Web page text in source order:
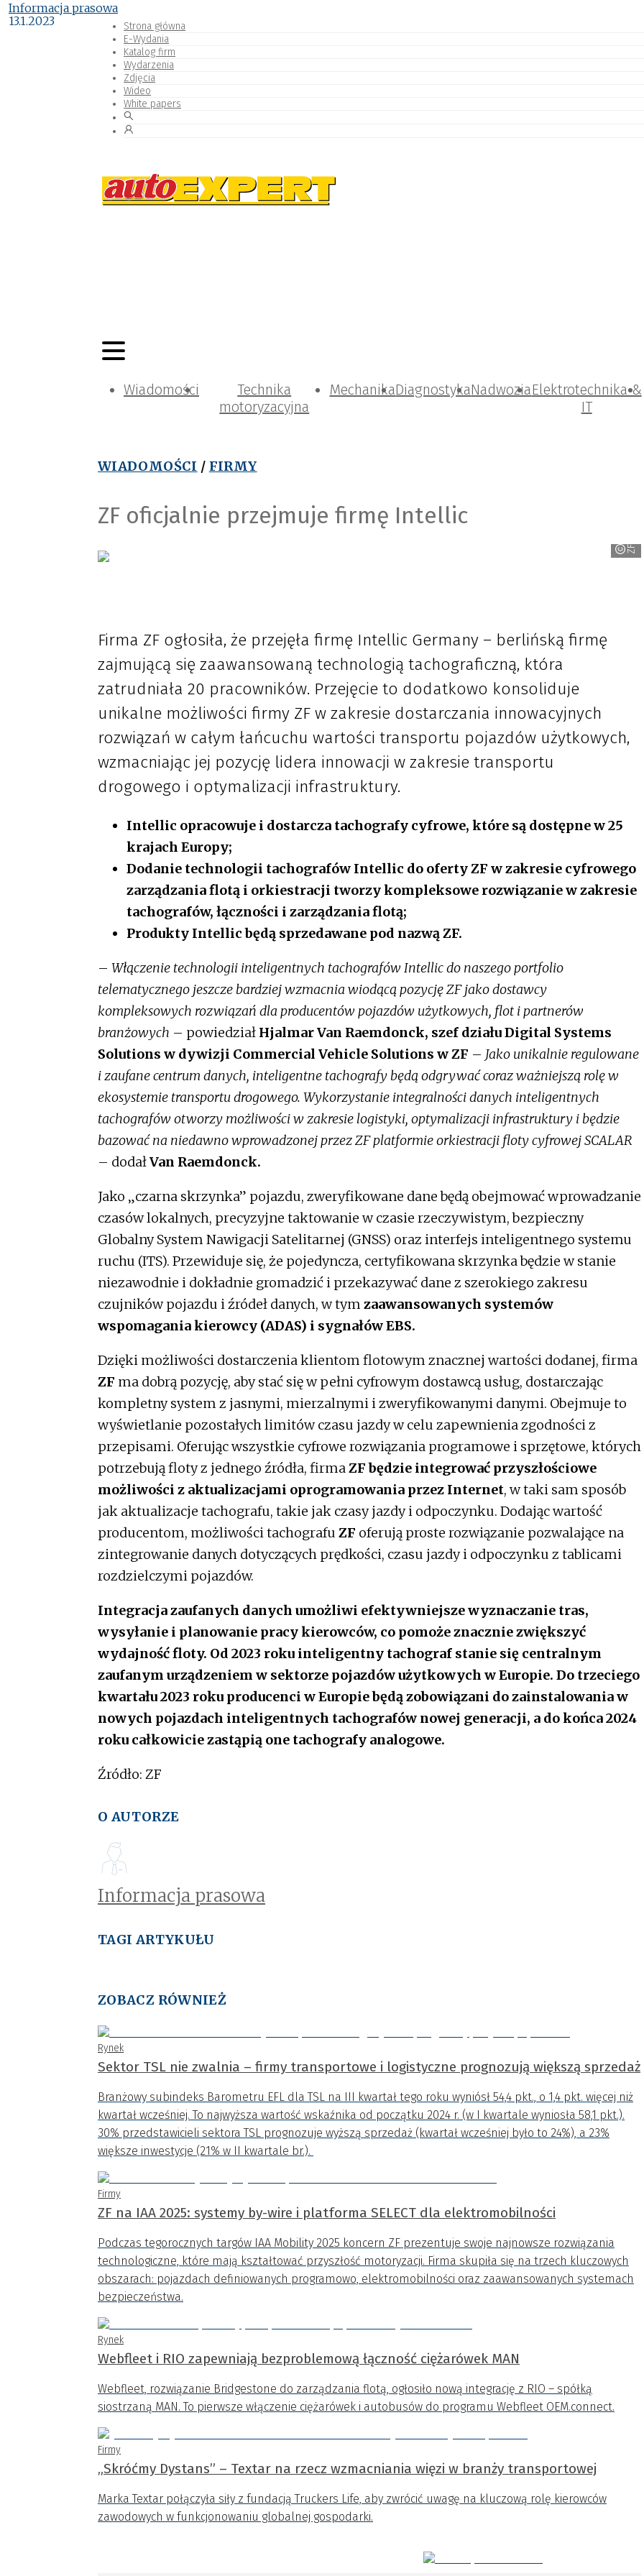
Strona główna
E-Wydania
Katalog firm
Wydarzenia
Zdjęcia
Wideo
White papers
Wiadomości
Technika
motoryzacyjna
MechanikaDiagnostykaNadwoziaElektrotechnika &
IT
WIADOMOŚCI / FIRMY
ZF oficjalnie przejmuje firmę Intellic
ZF
Informacja prasowa
13.1.2023
Firma ZF ogłosiła, że przejęła firmę Intellic Germany – berlińską firmę
zajmującą się zaawansowaną technologią tachograficzną, która
zatrudniała 20 pracowników. Przejęcie to dodatkowo konsoliduje
unikalne możliwości firmy ZF w zakresie dostarczania innowacyjnych
rozwiązań w całym łańcuchu wartości transportu pojazdów użytkowych,
wzmacniając jej pozycję lidera innowacji w zakresie transportu
drogowego i optymalizacji infrastruktury.
Intellic opracowuje i dostarcza tachografy cyfrowe, które są dostępne w 25
krajach Europy;
Dodanie technologii tachografów Intellic do oferty ZF w zakresie cyfrowego
zarządzania flotą i orkiestracji tworzy kompleksowe rozwiązanie w zakresie
tachografów, łączności i zarządzania flotą;
Produkty Intellic będą sprzedawane pod nazwą ZF.
– Włączenie technologii inteligentnych tachografów Intellic do naszego portfolio
telematycznego jeszcze bardziej wzmacnia wiodącą pozycję ZF jako dostawcy
kompleksowych rozwiązań dla producentów pojazdów użytkowych, flot i partnerów
branżowych – powiedział Hjalmar Van Raemdonck, szef działu Digital Systems
Solutions w dywizji Commercial Vehicle Solutions w ZF – Jako unikalnie regulowane
i zaufane centrum danych, inteligentne tachografy będą odgrywać coraz ważniejszą rolę w
ekosystemie transportu drogowego. Wykorzystanie integralności danych inteligentnych
tachografów otworzy możliwości w zakresie logistyki, optymalizacji infrastruktury i będzie
bazować na niedawno wprowadzonej przez ZF platformie orkiestracji floty cyfrowej SCALAR
– dodałVan Raemdonck.
Jako „czarna skrzynka” pojazdu, zweryfikowane dane będą obejmować wprowadzanie
czasów lokalnych, precyzyjne taktowanie w czasie rzeczywistym, bezpieczny
Globalny System Nawigacji Satelitarnej (GNSS) oraz interfejs inteligentnego systemu
ruchu (ITS). Przewiduje się, że pojedyncza, certyfikowana skrzynka będzie w stanie
niezawodnie i dokładnie gromadzić i przekazywać dane z szerokiego zakresu
czujników pojazdu i źródeł danych, w tym zaawansowanych systemów
wspomagania kierowcy (ADAS) i sygnałów EBS.
Dzięki możliwości dostarczenia klientom flotowym znacznej wartości dodanej, firma
ZF ma dobrą pozycję, aby stać się w pełni cyfrowym dostawcą usług, dostarczając
kompletny system z jasnymi, mierzalnymi i zweryfikowanymi danymi. Obejmuje to
wyświetlanie pozostałych limitów czasu jazdy w celu zapewnienia zgodności z
przepisami. Oferując wszystkie cyfrowe rozwiązania programowe i sprzętowe, których
potrzebują floty z jednego źródła, firmaZF będzie integrować przyszłościowe
możliwości z aktualizacjami oprogramowania przez Internet, w taki sam sposób
jak aktualizacje tachografu, takie jak czasy jazdy i odpoczynku. Dodając wartość
producentom, możliwości tachografu ZF oferują proste rozwiązanie pozwalające na
zintegrowanie danych dotyczących prędkości, czasu jazdy i odpoczynku z tablicami
rozdzielczymi pojazdów.
Integracja zaufanych danych umożliwi efektywniejsze wyznaczanie tras,
wysyłanie i planowanie pracy kierowców, co pomoże znacznie zwiększyć
wydajność floty. Od 2023 roku inteligentny tachograf stanie się centralnym
zaufanym urządzeniem w sektorze pojazdów użytkowych w Europie. Do trzeciego
kwartału 2023 roku producenci w Europie będą zobowiązani do zainstalowania w
nowych pojazdach inteligentnych tachografów nowej generacji, a do końca 2024
roku całkowicie zastąpią one tachografy analogowe.
Źródło: ZF
O AUTORZE
Informacja prasowa
TAGI ARTYKUŁU
ZOBACZ RÓWNIEŻ
Rynek
Sektor TSL nie zwalnia – firmy transportowe i logistyczne prognozują większą sprzedaż
Branżowy subindeks Barometru EFL dla TSL na III kwartał tego roku wyniósł 54,4 pkt., o 1,4 pkt. więcej niż
kwartał wcześniej. To najwyższa wartość wskaźnika od początku 2024 r. (w I kwartale wyniosła 58,1 pkt.).
30% przedstawicieli sektora TSL prognozuje wyższą sprzedaż (kwartał wcześniej było to 24%), a 23%
większe inwestycje (21% w II kwartale br.).
Firmy
ZF na IAA 2025: systemy by-wire i platforma SELECT dla elektromobilności
Podczas tegorocznych targów IAA Mobility 2025 koncern ZF prezentuje swoje najnowsze rozwiązania
technologiczne, które mają kształtować przyszłość motoryzacji. Firma skupiła się na trzech kluczowych
obszarach: pojazdach definiowanych programowo, elektromobilności oraz zaawansowanych systemach
bezpieczeństwa.
Rynek
Webfleet i RIO zapewniają bezproblemową łączność ciężarówek MAN
Webfleet, rozwiązanie Bridgestone do zarządzania flotą, ogłosiło nową integrację z RIO – spółką
siostrzaną MAN. To pierwsze włączenie ciężarówek i autobusów do programu Webfleet OEM.connect.
Firmy
„Skróćmy Dystans” – Textar na rzecz wzmacniania więzi w branży transportowej
Marka Textar połączyła siły z fundacją Truckers Life, aby zwrócić uwagę na kluczową rolę kierowców
zawodowych w funkcjonowaniu globalnej gospodarki.